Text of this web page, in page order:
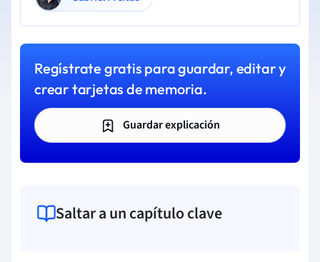
Regístrate gratis para guardar, editar y
crear tarjetas de memoria.
Guardar explicación
Saltar a un capítulo clave